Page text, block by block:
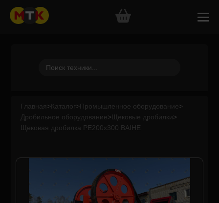
Главная>Каталог>Промышленное оборудование>
Дробильное оборудование>Щековые дробилки>
Щековая дробилка PE200x300 BAIHE